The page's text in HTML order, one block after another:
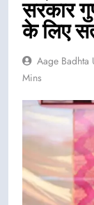
सरकार
के लिए
Aage Badhta
Mins